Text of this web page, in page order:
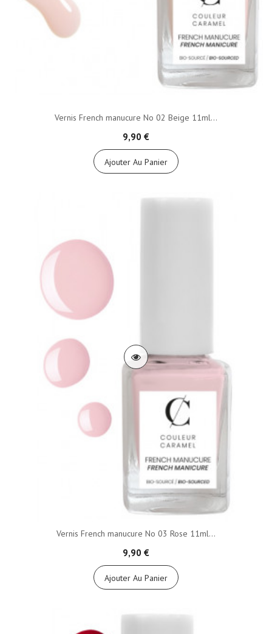
Vernis French manucure No 02 Beige 11ml...
9,90 €
Ajouter Au Panier
Vernis French manucure No 03 Rose 11ml...
9,90 €
Ajouter Au Panier